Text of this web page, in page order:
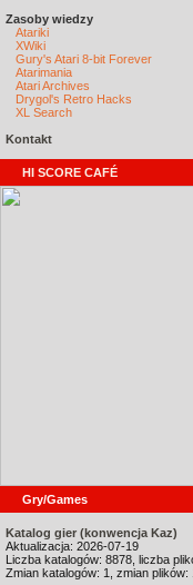
Zasoby wiedzy
Atariki
XWiki
Gury's Atari 8-bit Forever
Atarimania
Atari Archives
Drygol's Retro Hacks
XL Search
Kontakt
HI SCORE CAFÉ
Gry/Games
Katalog gier (konwencja Kaz)
Aktualizacja: 2026-07-19
Liczba katalogów: 8878, liczba
Zmian katalogów: 1, zmian plików: